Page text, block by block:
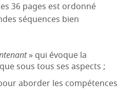
36 pages est ordonné
séquences bien
» qui évoque la
sous tous ses aspects ;
aborder les compétences